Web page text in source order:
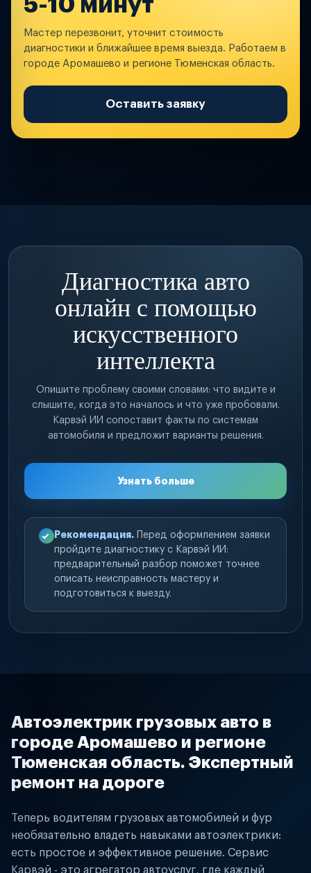
5-10 минут
Мастер перезвонит, уточнит стоимость
диагностики и ближайшее время выезда. Работаем в
городе Аромашево и регионе Тюменская область.
Оставить заявку
Диагностика авто
онлайн с помощью
искусственного
интеллекта
Опишите проблему своими словами: что видите и
слышите, когда это началось и что уже пробовали.
Карвэй ИИ сопоставит факты по системам
автомобиля и предложит варианты решения.
Узнать больше
Рекомендация. Перед оформлением заявки
пройдите диагностику с Карвэй ИИ:
предварительный разбор поможет точнее
описать неисправность мастеру и
подготовиться к выезду.
Автоэлектрик грузовых авто в
городе Аромашево и регионе
Тюменская область. Экспертный
ремонт на дороге
Теперь водителям грузовых автомобилей и фур
необязательно владеть навыками автоэлектрики:
есть простое и эффективное решение. Сервис
Карвэй - это агрегатор автоуслуг, где каждый